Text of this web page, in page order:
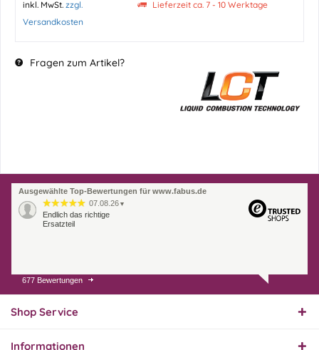
inkl. MwSt. zzgl.
Versandkosten
Lieferzeit ca. 7 - 10 Werktage
Fragen zum Artikel?
Ausgewählte Top-Bewertungen für www.fabus.de
07.08.26 ▼
Endlich das richtige
Ersatzteil
01.08.26
Innerhalb 2 Tagen Ware
677 Bewertungen
Shop Service
Informationen